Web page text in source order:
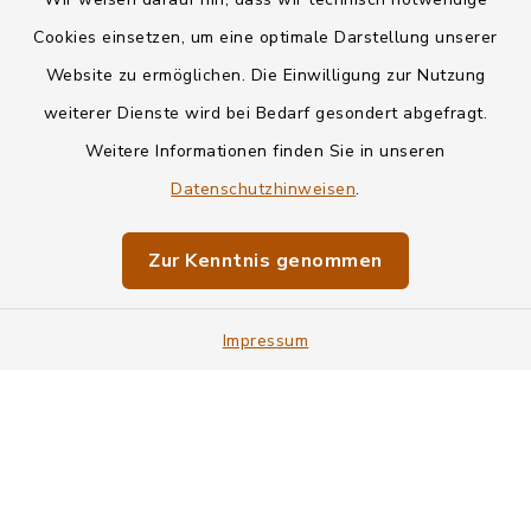
Cookies einsetzen, um eine optimale Darstellung unserer
Website zu ermöglichen. Die Einwilligung zur Nutzung
weiterer Dienste wird bei Bedarf gesondert abgefragt.
Weitere Informationen finden Sie in unseren
Datenschutzhinweisen.
Zur Kenntnis genommen
Impressum
Kontakt
Informationspflichten
Impressum
Sitemap